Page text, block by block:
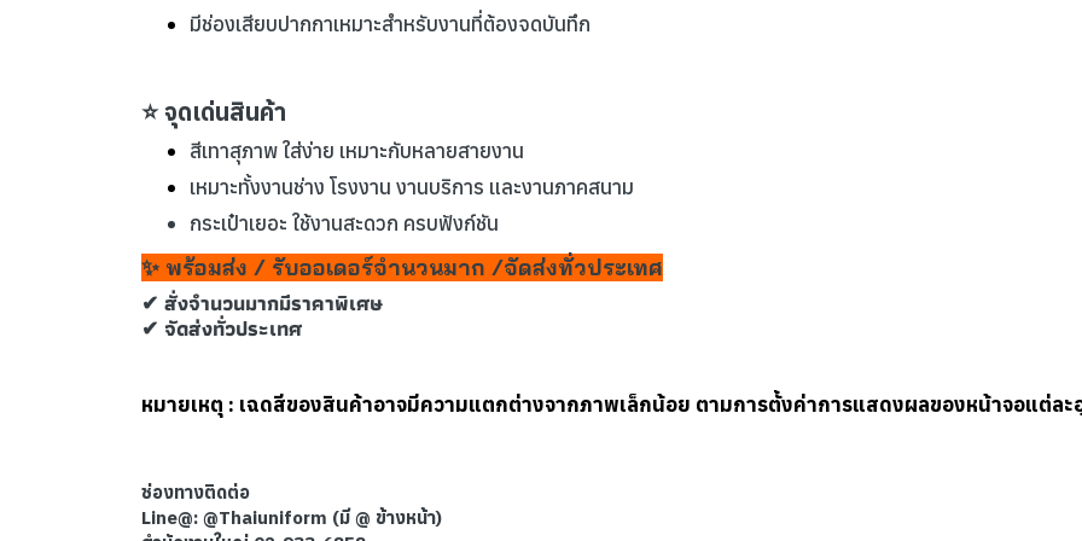
มีช่องเสียบปากกาเหมาะสำหรับงานที่ต้องจดบันทึก
⭐ จุดเด่นสินค้า
สีเทาสุภาพ ใส่ง่าย เหมาะกับหลายสายงาน
เหมาะทั้งงานช่าง โรงงาน งานบริการ และงานภาคสนาม
กระเป๋าเยอะ ใช้งานสะดวก ครบฟังก์ชัน
✨ พร้อมส่ง / รับออเดอร์จำนวนมาก /จัดส่งทั่วประเทศ
✔ สั่งจำนวนมากมีราคาพิเศษ
✔ จัดส่งทั่วประเทศ
หมายเหตุ : เฉดสีของสินค้าอาจมีความแตกต่างจากภาพเล็กน้อย ตามการตั้งค่าการแสดงผลของหน้าจอแต่ล
ช่องทางติดต่อ
Line@: @Thaiuniform (มี @ ข้างหน้า)